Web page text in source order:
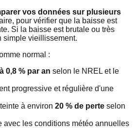
vos données sur plusieurs
pour vérifier que la baisse est
Si la baisse est brutale ou très
simple vieillissement.
normal :
0,8 % par an selon le NREL et le
progressive et régulière d'une
à environ 20 % de perte selon
avec les conditions météo annuelles